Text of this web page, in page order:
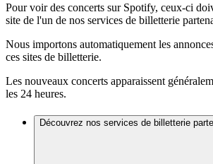
Pour voir des concerts sur Spotify, ceux-ci
site de l'un de nos services de billetterie
Nous importons automatiquement les
ces sites de billetterie.
Les nouveaux concerts apparaissent
les 24 heures.
Découvrez nos services de billetterie